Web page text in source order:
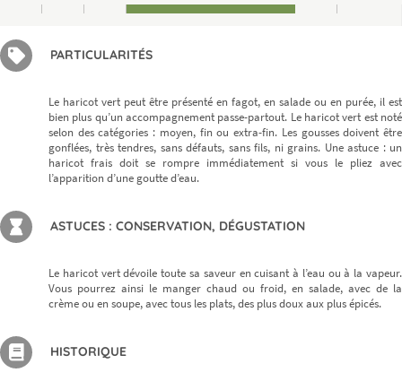
PARTICULARITÉS
Le haricot vert peut être présenté en fagot, en salade ou en purée, il est
bien plus qu’un accompagnement passe-partout. Le haricot vert est noté
selon des catégories : moyen, fin ou extra-fin. Les gousses doivent être
gonflées, très tendres, sans défauts, sans fils, ni grains. Une astuce : un
haricot frais doit se rompre immédiatement si vous le pliez avec
l’apparition d’une goutte d’eau.
ASTUCES : CONSERVATION, DÉGUSTATION
Le haricot vert dévoile toute sa saveur en cuisant à l’eau ou à la vapeur.
Vous pourrez ainsi le manger chaud ou froid, en salade, avec de la
crème ou en soupe, avec tous les plats, des plus doux aux plus épicés.
HISTORIQUE